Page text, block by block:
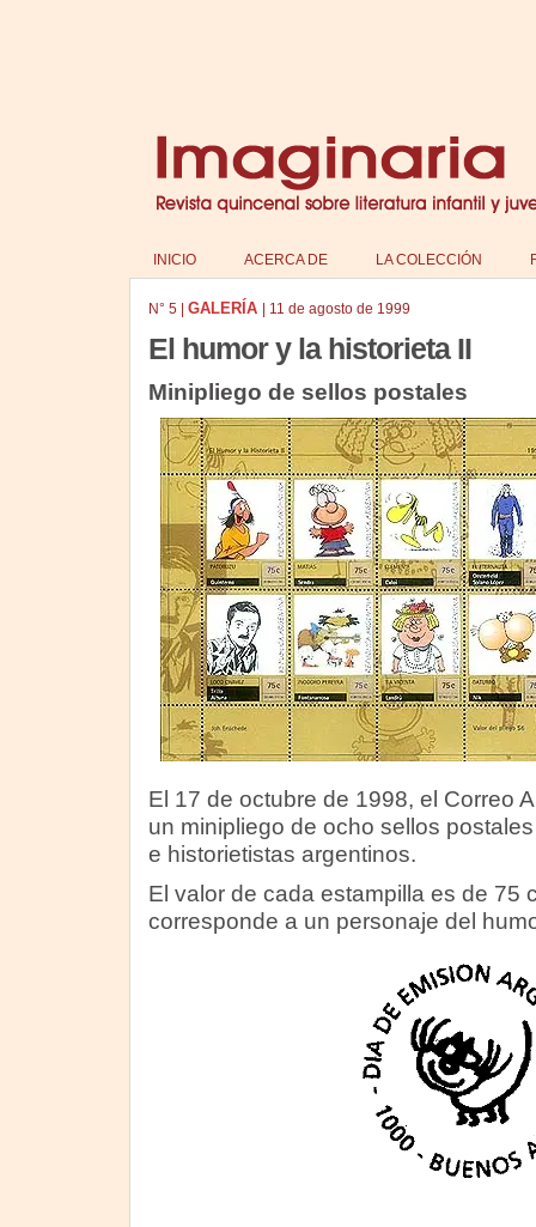
INICIO ACERCA DE LA COLECCIÓN
N° 5| GALERÍA 11 de agosto de 1999
El humor y la historieta II
Minipliego de sellos postales
El 17 de octubre de 1998, el Correo
un minipliego de ocho sellos
e historietistas argentinos.
El valor de cada estampilla es de 75
corresponde a un personaje del